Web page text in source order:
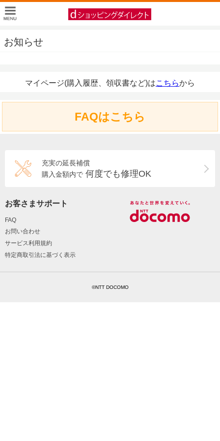
お知らせ
マイページ(購入履歴、領収書など)はこちらから
FAQはこちら
充実の延長補償
購入金額内で 何度でも修理OK
お客さまサポート
FAQ
お問い合わせ
サービス利用規約
特定商取引法に基づく表示
©NTT DOCOMO